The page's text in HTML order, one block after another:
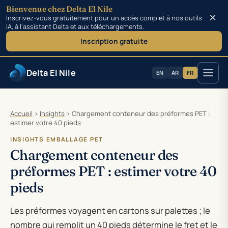
Delta El Nile EN AR FR
Accueil › Insights › Chargement conteneur des préformes PET :
estimer votre 40 pieds
INSIGHTS EMBALLAGE PET
Chargement conteneur des
préformes PET : estimer votre 40
pieds
Les préformes voyagent en cartons sur palettes ; le
nombre qui remplit un 40 pieds détermine le fret et le
Bienvenue chez Delta El Nile
Inscrivez-vous gratuitement pour un accès complet à nos outils
IA, à l'assistant Delta et aux téléchargements.
Inscription gratuite
×